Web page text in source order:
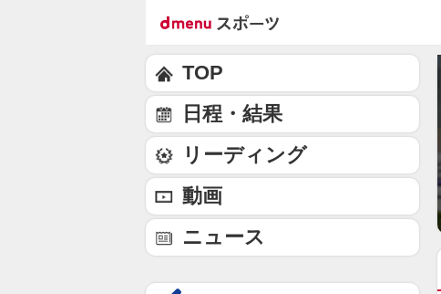
TOP
日程・結果
リーディング
動画
ニュース